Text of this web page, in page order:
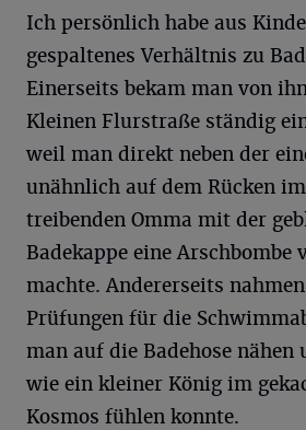
Ich persönlich habe aus
gespaltenes Verhältnis zu
Einerseits bekam man von
Kleinen Flurstraße ständig
weil man direkt neben der
unähnlich auf dem Rücken
treibenden Omma mit der
Badekappe eine Arschbombe
machte. Andererseits
Prüfungen für die
man auf die Badehose nähen
wie ein kleiner König im
Kosmos fühlen konnte.